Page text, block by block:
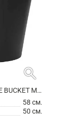
search
КАШПО FIBERSTONE BUCKET M BLACK
58 см.
50 см.